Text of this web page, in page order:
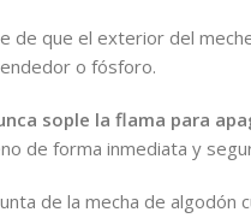
de que el exterior del
o fósforo.
sople la flama para
de forma inmediata y
de la mecha de algodón